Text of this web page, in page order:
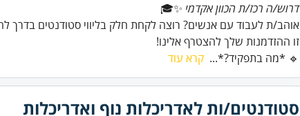
דרוש/ה רכז/ת הכוון אקדמי
זו ההזדמנות שלך להצטרף אלינו!
🔹 *מה בתפקיד?*... קרא עוד
סטודנטים/ות לאדריכלות נוף ואדריכלות